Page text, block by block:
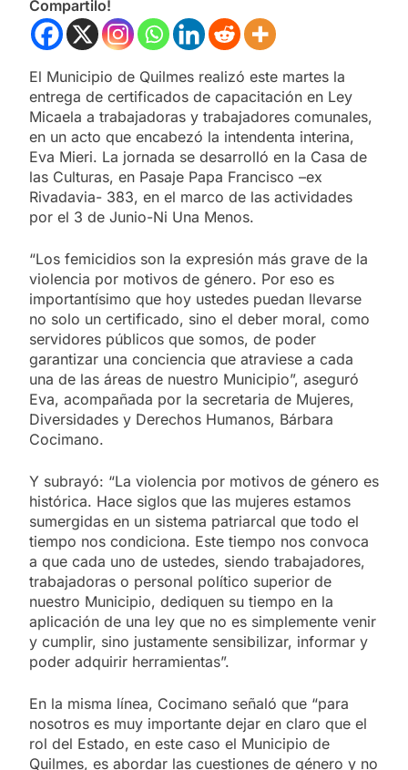
Compartilo!
El Municipio de Quilmes realizó este martes la
entrega de certificados de capacitación en Ley
Micaela a trabajadoras y trabajadores comunales,
en un acto que encabezó la intendenta interina,
Eva Mieri. La jornada se desarrolló en la Casa de
las Culturas, en Pasaje Papa Francisco –ex
Rivadavia- 383, en el marco de las actividades
por el 3 de Junio-Ni Una Menos.
“Los femicidios son la expresión más grave de la
violencia por motivos de género. Por eso es
importantísimo que hoy ustedes puedan llevarse
no solo un certificado, sino el deber moral, como
servidores públicos que somos, de poder
garantizar una conciencia que atraviese a cada
una de las áreas de nuestro Municipio”, aseguró
Eva, acompañada por la secretaria de Mujeres,
Diversidades y Derechos Humanos, Bárbara
Cocimano.
Y subrayó: “La violencia por motivos de género es
histórica. Hace siglos que las mujeres estamos
sumergidas en un sistema patriarcal que todo el
tiempo nos condiciona. Este tiempo nos convoca
a que cada uno de ustedes, siendo trabajadores,
trabajadoras o personal político superior de
nuestro Municipio, dediquen su tiempo en la
aplicación de una ley que no es simplemente venir
y cumplir, sino justamente sensibilizar, informar y
poder adquirir herramientas”.
En la misma línea, Cocimano señaló que “para
nosotros es muy importante dejar en claro que el
rol del Estado, en este caso el Municipio de
Quilmes, es abordar las cuestiones de género y no